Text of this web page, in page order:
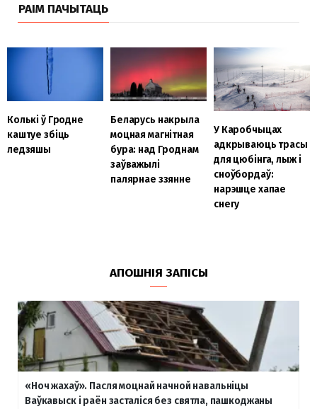
РАІМ ПАЧЫТАЦЬ
Колькі ў Гродне
каштуе збіць
ледзяшы
Беларусь накрыла
моцная магнітная
бура: над Гроднам
заўважылі
палярнае ззянне
У Каробчыцах
адкрываюць трасы
для цюбінга, лыж і
сноўбордаў:
нарэшце хапае
снегу
АПОШНІЯ ЗАПІСЫ
«Ноч жахаў». Пасля моцнай начной навальніцы
Ваўкавыск і раён засталіся без святла, пашкоджаны